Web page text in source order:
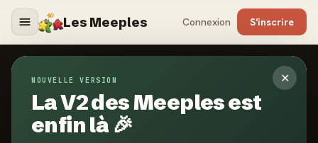
Les Meeples Connexion S'inscrire
✕
NOUVELLE VERSION
La V2 des Meeples est
enfin là 🎉
Accueil›Meilleurs jeux
Les meilleurs jeux de
société de 2026